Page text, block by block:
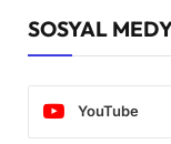
SOSYAL
YouTube